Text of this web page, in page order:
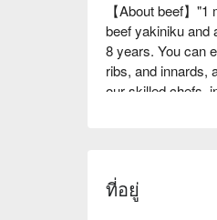
【About beef】
beef yakiniku and
8 years. You can
ribs, and innards,
our skilled chefs,
※ This translation
ที่อยู่